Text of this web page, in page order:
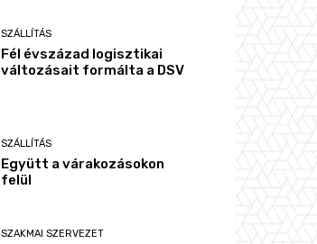
SZÁLLÍTÁS
Fél évszázad logisztikai
változásait formálta a DSV
SZÁLLÍTÁS
Együtt a várakozásokon
felül
SZAKMAI SZERVEZET